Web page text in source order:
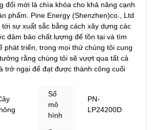
đổi mới là chìa khóa cho khả năng cạnh
phẩm. Pine Energy (Shenzhen)co., Ltd
sự xuất sắc bằng cách xây dựng các
đảm bảo chất lượng để tồn tại và tìm
phát triển, trong mọi thứ chúng tôi cung
rằng chúng tôi sẽ vượt qua tất cả
trở ngại để đạt được thành công cuối
Số
mô
hình
PN-
LP24200D